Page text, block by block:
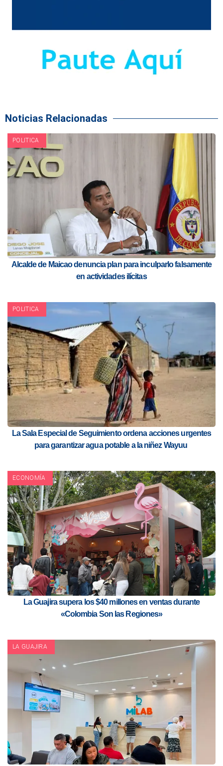
Noticias Relacionadas
POLITICA
Alcalde de Maicao denuncia plan para inculparlo falsamente
en actividades ilícitas
POLITICA
La Sala Especial de Seguimiento ordena acciones urgentes
para garantizar agua potable a la niñez Wayuu
ECONOMÍA
La Guajira supera los $40 millones en ventas durante
«Colombia Son las Regiones»
LA GUAJIRA